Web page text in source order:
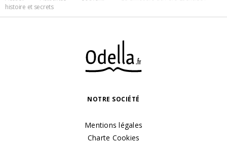
histoire et secrets
NOTRE SOCIÉTÉ
Mentions légales
Charte Cookies